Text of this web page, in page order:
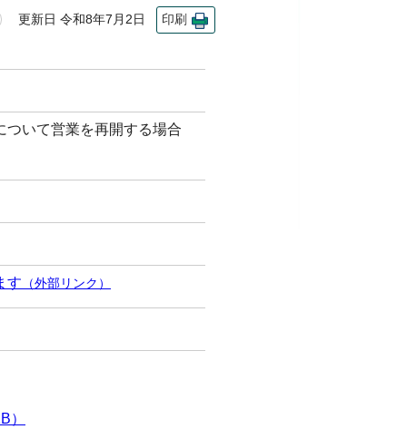
更新日 令和8年7月2日 印刷
ついて営業を再開する場合
す （外部リンク）
）